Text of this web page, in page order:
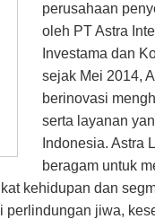
perusahaan
oleh PT Astra
Investama dan
sejak Mei 2014,
berinovasi
serta layanan
Indonesia. Astra
beragam untuk
kehidupan dan
perlindungan jiwa,